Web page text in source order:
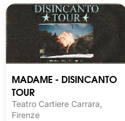
MADAME - DISINCANTO
TOUR
Teatro Cartiere Carrara,
Firenze